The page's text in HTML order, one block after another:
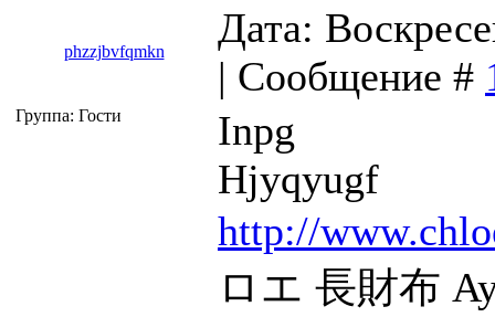
phzzjbvfqmkn
Дата:
| Сообщение #
Группа: Гости
Inpg
Hjyqyugf
http://
ロエ 長財布